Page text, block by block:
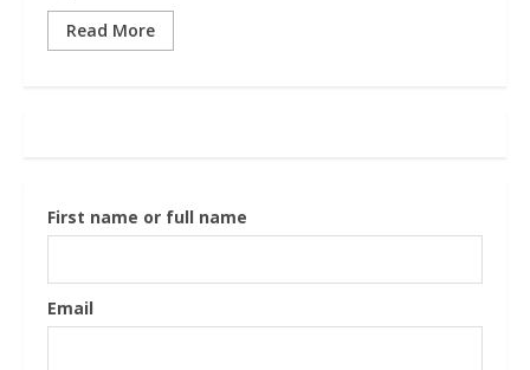
Read More
First name or full name
Email